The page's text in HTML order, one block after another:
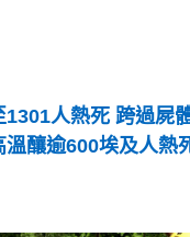
1301人熱死 跨過屍
溫釀逾600埃及人熱